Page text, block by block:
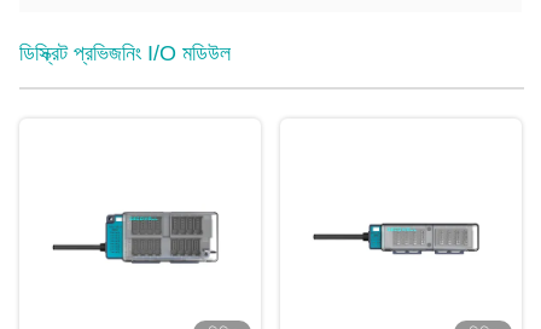
ডিস্ক্রিট প্রভিজনিং I/O মডিউল